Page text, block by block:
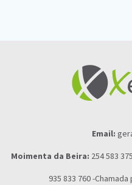
Email:
Moimenta da Beira: 254 583
935 833 760 -